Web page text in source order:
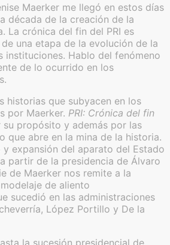
Maerker me llegó en estos días
década de la creación de la
La crónica del fin del PRI es
una etapa de la evolución de la
instituciones. Hablo del fenómeno
de lo ocurrido en los
historias que subyacen en los
por Maerker. PRI: Crónica del fin
propósito y además por las
que abre en la mina de la historia.
y expansión del aparato del Estado
partir de la presidencia de Álvaro
de Maerker nos remite a la
de aliento
sucedió en las administraciones
López Portillo y De la
la sucesión presidencial de